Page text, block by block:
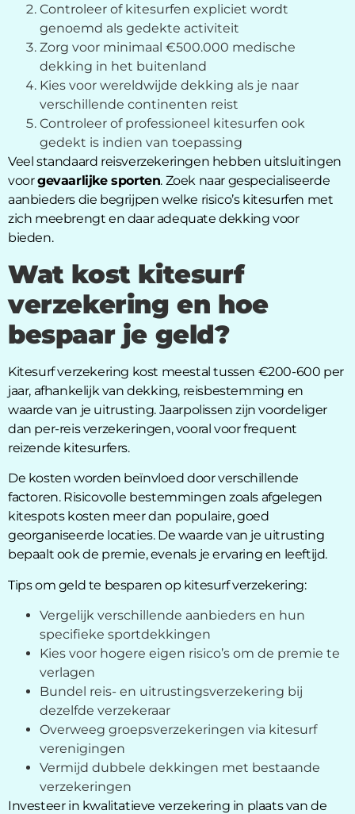
Controleer of kitesurfen expliciet wordt
genoemd als gedekte activiteit
Zorg voor minimaal €500.000 medische
dekking in het buitenland
Kies voor wereldwijde dekking als je naar
verschillende continenten reist
Controleer of professioneel kitesurfen ook
gedekt is indien van toepassing
Veel standaard reisverzekeringen hebben uitsluitingen
voorgevaarlijke sporten. Zoek naar gespecialiseerde
aanbieders die begrijpen welke risico’s kitesurfen met
zich meebrengt en daar adequate dekking voor
bieden.
Wat kost kitesurf
verzekering en hoe
bespaar je geld?
Kitesurf verzekering kost meestal tussen €200-600 per
jaar, afhankelijk van dekking, reisbestemming en
waarde van je uitrusting. Jaarpolissen zijn voordeliger
dan per-reis verzekeringen, vooral voor frequent
reizende kitesurfers.
De kosten worden beïnvloed door verschillende
factoren. Risicovolle bestemmingen zoals afgelegen
kitespots kosten meer dan populaire, goed
georganiseerde locaties. De waarde van je uitrusting
bepaalt ook de premie, evenals je ervaring en leeftijd.
Tips om geld te besparen op kitesurf verzekering:
Vergelijk verschillende aanbieders en hun
specifieke sportdekkingen
Kies voor hogere eigen risico’s om de premie te
verlagen
Bundel reis- en uitrustingsverzekering bij
dezelfde verzekeraar
Overweeg groepsverzekeringen via kitesurf
verenigingen
Vermijd dubbele dekkingen met bestaande
verzekeringen
Investeer in kwalitatieve verzekering in plaats van de